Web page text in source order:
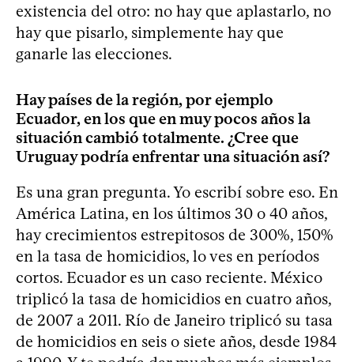
existencia del otro: no hay que aplastarlo, no
hay que pisarlo, simplemente hay que
ganarle las elecciones.
Hay países de la región, por ejemplo
Ecuador, en los que en muy pocos años la
situación cambió totalmente. ¿Cree que
Uruguay podría enfrentar una situación así?
Es una gran pregunta. Yo escribí sobre eso. En
América Latina, en los últimos 30 o 40 años,
hay crecimientos estrepitosos de 300%, 150%
en la tasa de homicidios, lo ves en períodos
cortos. Ecuador es un caso reciente. México
triplicó la tasa de homicidios en cuatro años,
de 2007 a 2011. Río de Janeiro triplicó su tasa
de homicidios en seis o siete años, desde 1984